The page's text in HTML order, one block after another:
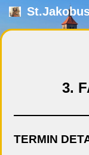
Zum
3.
TERMIN